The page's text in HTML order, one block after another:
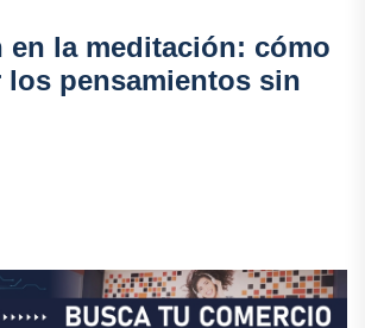
en la meditación: cómo
los pensamientos sin